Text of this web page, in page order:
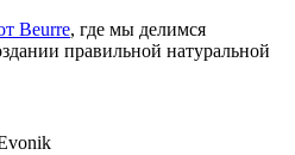
Beurre, где мы делимся
правильной натуральной